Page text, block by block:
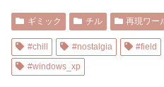
ギミック チル 再現ワー
#chill #nostalgia #field
#windows_xp